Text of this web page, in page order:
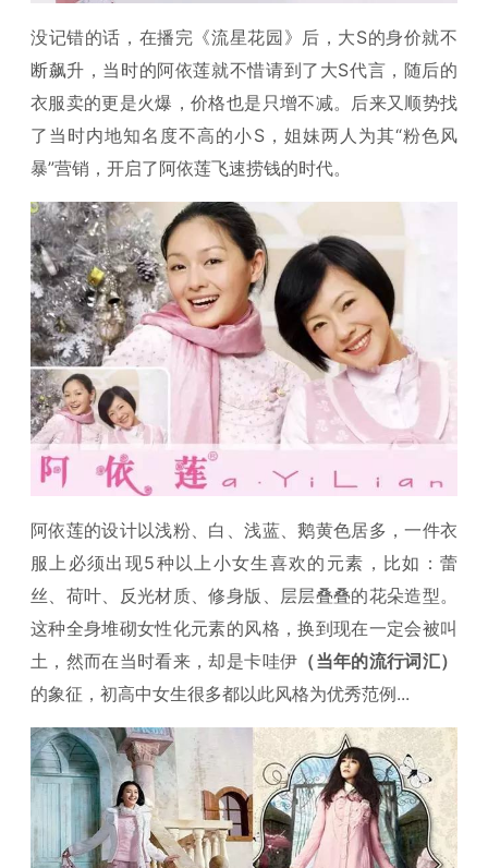
没记错的话，在播完《流星花园》后，大S的身价就不
断飙升，当时的阿依莲就不惜请到了大S代言，随后的
衣服卖的更是火爆，价格也是只增不减。后来又顺势找
了当时内地知名度不高的小S，姐妹两人为其“粉色风
暴”营销，开启了阿依莲飞速捞钱的时代。
阿依莲的设计以浅粉、白、浅蓝、鹅黄色居多，一件衣
服上必须出现5种以上小女生喜欢的元素，比如：蕾
丝、荷叶、反光材质、修身版、层层叠叠的花朵造型。
这种全身堆砌女性化元素的风格，换到现在一定会被叫
土，然而在当时看来，却是卡哇伊 （当年的流行词汇）
的象征，初高中女生很多都以此风格为优秀范例...